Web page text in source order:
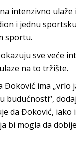
intenzivno
i jednu
sportu.
sve veće
na to tržište.
ima „vrlo
budućnosti“,
da Đoković, iako
bi mogla da